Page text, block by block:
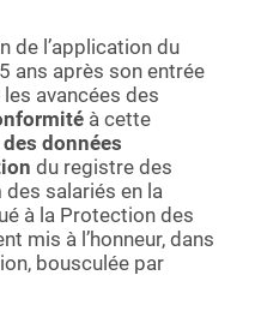
de l’application du
ans après son entrée
avancées des
à cette
données
du registre des
des salariés en la
à la Protection des
mis à l’honneur, dans
bousculée par